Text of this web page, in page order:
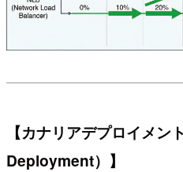
【カナリアデプロイメン
Deployment）】